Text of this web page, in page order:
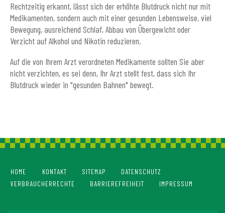
Rechtzeitig erkannt, lässt sich der erhöhte Blutdruck nicht nur mit
Medikamenten, sondern auch mit einer gesunden Lebensweise, viel
Bewegung, ausreichend Schlaf, Abbau von Übergewicht oder
Verzicht auf Alkohol und Nikotin reduzieren.
Auf die von Ihrem Arzt verordneten Medikamente sollten Sie aber
nicht verzichten, es sei denn, Ihr Arzt stellt fest, dass sich Ihr
Blutdruck wieder in "gesunden Bahnen" bewegt.
HOME KONTAKT SITEMAP
DATENSCHUTZ
VERBRAUCHERRECHTE
BARRIEREFREIHEIT IMPRESSUM